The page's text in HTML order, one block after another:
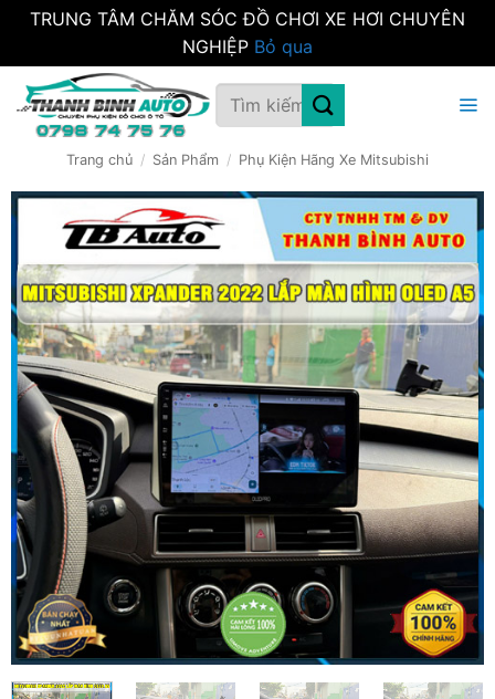
TRUNG TÂM CHĂM SÓC ĐỒ CHƠI XE HƠI CHUYÊN
NGHIỆP Bỏ qua
qua
Tìm
kiếm:
Trang chủ / Sản Phẩm / Phụ Kiện Hãng Xe Mitsubishi